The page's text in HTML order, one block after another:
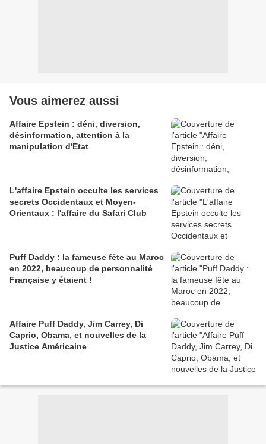
Vous aimerez aussi
Affaire Epstein : déni, diversion,
désinformation, attention à la
manipulation d'Etat
L'affaire Epstein occulte les services
secrets Occidentaux et Moyen-
Orientaux : l'affaire du Safari Club
Puff Daddy : la fameuse fête au Maroc
en 2022, beaucoup de personnalité
Française y étaient !
Affaire Puff Daddy, Jim Carrey, Di
Caprio, Obama, et nouvelles de la
Justice Américaine